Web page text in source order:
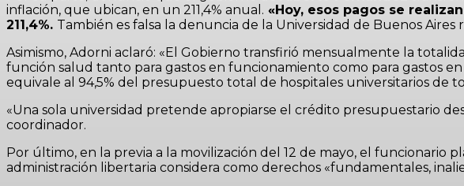
inflación, que ubican, en un 211,4% anual. «Hoy, esos pagos se
211,4%. También es falsa la denuncia de la Universidad de Buenos
Asimismo, Adorni aclaró: «El Gobierno transfirió mensualmente la
función salud tanto para gastos en funcionamiento como para gastos
equivale al 94,5% del presupuesto total de hospitales universitarios de
«Una sola universidad pretende apropiarse el crédito presupuestario
coordinador.
Por último, en la previa a la movilización del 12 de mayo, el funcionario
administración libertaria considera como derechos «fundamentales,